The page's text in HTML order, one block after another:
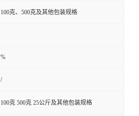
100克、500克及其他包装规格
%
/
100克 500克 25公斤及其他包装规格